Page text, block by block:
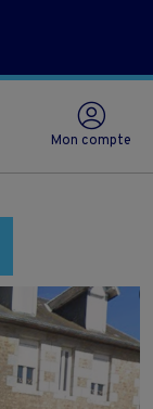
Mon compte